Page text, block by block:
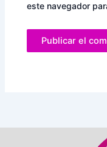
este navegador